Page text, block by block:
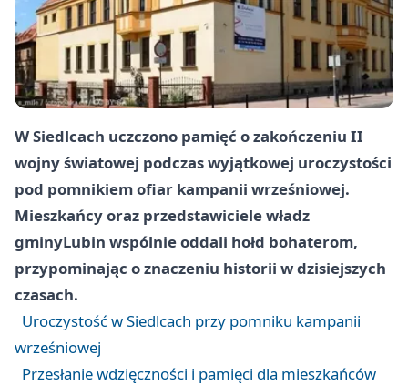
W Siedlcach uczczono pamięć o zakończeniu II
wojny światowej podczas wyjątkowej uroczystości
pod pomnikiem ofiar kampanii wrześniowej.
Mieszkańcy oraz przedstawiciele władz
gminyLubin wspólnie oddali hołd bohaterom,
przypominając o znaczeniu historii w dzisiejszych
czasach.
Uroczystość w Siedlcach przy pomniku kampanii
wrześniowej
Przesłanie wdzięczności i pamięci dla mieszkańców